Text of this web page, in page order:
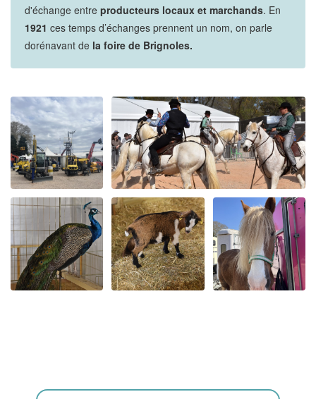
d'échange entre producteurs locaux et marchands. En
1921 ces temps d’échanges prennent un nom, on parle
dorénavant de la foire de Brignoles.